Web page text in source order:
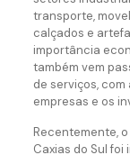
transporte,
calçados e
importância
também vem
de serviços,
empresas e os
Recentemente,
Caxias do Sul